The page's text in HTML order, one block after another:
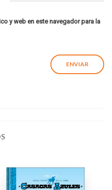
y web en este navegador para la